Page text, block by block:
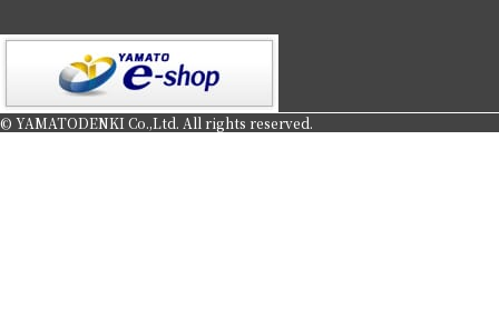
© YAMATODENKI Co.,Ltd. All rights reserved.